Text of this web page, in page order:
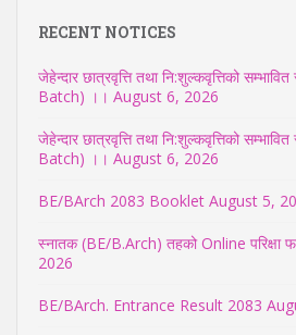
RECENT NOTICES
जेहेन्दार छात्रवृत्ति तथा नि:शुल्कवृत्तिको
Batch) ।। August 6, 2026
जेहेन्दार छात्रवृत्ति तथा नि:शुल्कवृत्तिको
Batch) ।। August 6, 2026
BE/BArch 2083 Booklet August 5,
स्नातक (BE/B.Arch) तहको Online परिक्षा
2026
BE/BArch. Entrance Result 2083